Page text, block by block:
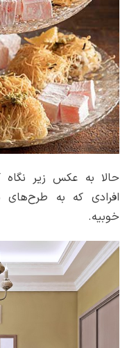
حالا به عکس زیر
افرادی که به طرح‌های
خوبیه.